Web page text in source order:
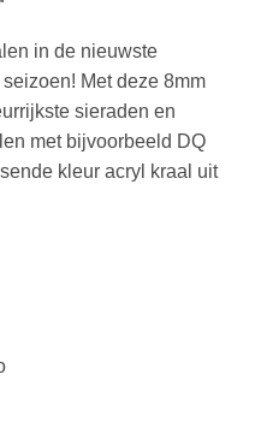
in de nieuwste
Met deze 8mm
sieraden en
met bijvoorbeeld DQ
kleur acryl kraal uit